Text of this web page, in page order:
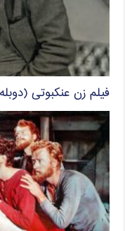
فیلم زن عنکبوتی